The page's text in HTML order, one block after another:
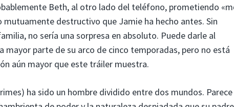
Beth, al otro lado del teléfono, prometiendo
destructivo que Jamie ha hecho antes. Sin
no sería una sorpresa en absoluto. Puede darle al
mayor parte de su arco de cinco temporadas, pero no está
aún mayor que este tráiler muestra.
ha sido un hombre dividido entre dos mundos. Parece